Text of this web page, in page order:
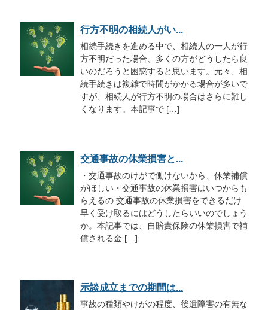
行方不明の相続人がい...
相続手続きを進める中で、相続人の一人が行
方不明だった場合、多くの方がどうしたら良
いのだろうと困惑すると思います。元々、相
続手続きは複雑で時間がかかる場合が多いで
すが、相続人が行方不明の場合はさらに難し
くなります。本記事で […]
交通事故の休業損害と...
・交通事故のけがで働けないから、休業補償
がほしい・交通事故の休業損害はいつからも
らえるの 交通事故の休業損害をできるだけ
早く受け取るにはどうしたらいいのでしょう
か。本記事では、自賠責保険の休業損害で補
償される金 […]
示談成立までの期間は...
事故の種類やけがの程度、後遺障害の有無な